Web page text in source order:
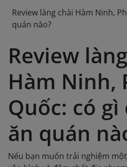
Review làng chài Hàm Ninh,
quán nào?
Review
Hàm Ninh,
Quốc: có gì
ăn quán
Nếu bạn muốn trải nghiệm